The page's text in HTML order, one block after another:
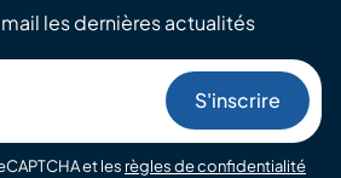
les dernières actualités
et les règles de confidentialité